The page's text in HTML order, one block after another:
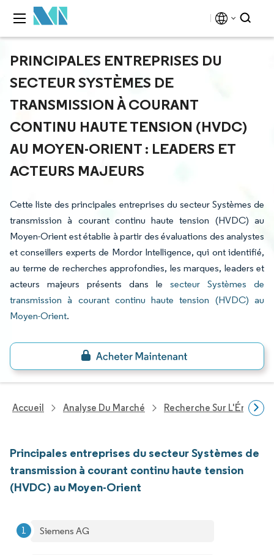
PRINCIPALES ENTREPRISES DU
SECTEUR SYSTÈMES DE
TRANSMISSION À COURANT
CONTINU HAUTE TENSION (HVDC)
AU MOYEN-ORIENT : LEADERS ET
ACTEURS MAJEURS
Cette liste des principales entreprises du secteur Systèmes de
transmission à courant continu haute tension (HVDC) au
Moyen-Orient est établie à partir des évaluations des analystes
et conseillers experts de Mordor Intelligence, qui ont identifié,
au terme de recherches approfondies, les marques, leaders et
acteurs majeurs présents dans le secteur Systèmes de
transmission à courant continu haute tension (HVDC) au
Moyen-Orient.
Accueil Analyse Du Marché Recherche Sur
Principales entreprises du secteur Systèmes de
transmission à courant continu haute tension
(HVDC) au Moyen-Orient
Siemens AG